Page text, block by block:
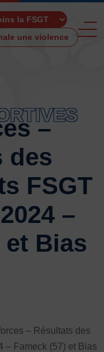
une violence
–
des
FSGT
–
et Bias
– Résultats des
– Fameck (57) et Bias